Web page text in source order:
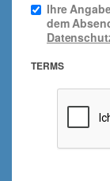
Ihre
dem
TERMS